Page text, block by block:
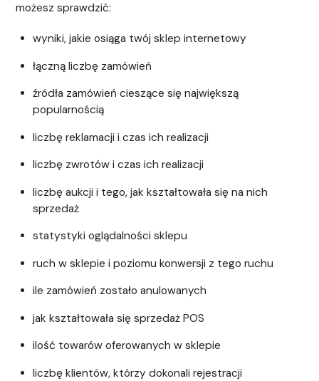
możesz sprawdzić:
wyniki, jakie osiąga twój sklep internetowy
łączną liczbę zamówień
źródła zamówień cieszące się największą
popularnością
liczbę reklamacji i czas ich realizacji
liczbę zwrotów i czas ich realizacji
liczbę aukcji i tego, jak kształtowała się na nich
sprzedaż
statystyki oglądalności sklepu
ruch w sklepie i poziomu konwersji z tego ruchu
ile zamówień zostało anulowanych
jak kształtowała się sprzedaż POS
ilość towarów oferowanych w sklepie
liczbę klientów, którzy dokonali rejestracji